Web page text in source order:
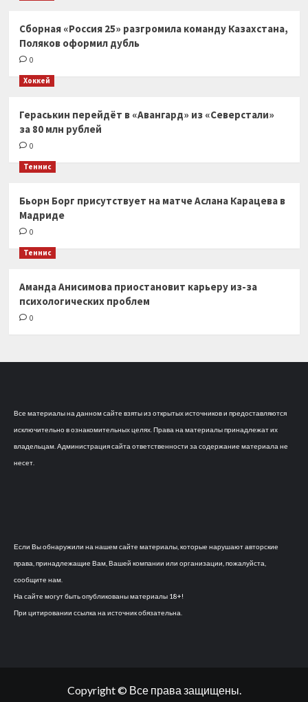
Сборная «Россия 25» разгромила команду Казахстана,
Поляков оформил дубль
0
Хоккей
Гераськин перейдёт в «Авангард» из «Северстали»
за 80 млн рублей
0
Теннис
Бьорн Борг присутствует на матче Аслана Карацева в
Мадриде
0
Теннис
Аманда Анисимова приостановит карьеру из-за
психологических проблем
0
Все материалы на данном сайте взяты из открытых источников и предоставляются
исключительно в ознакомительных целях. Права на материалы принадлежат их
владельцам. Администрация сайта ответственности за содержание материала не
несет.
Если Вы обнаружили на нашем сайте материалы, которые нарушают авторские
права, принадлежащие Вам, Вашей компании или организации, пожалуйста,
сообщите нам.
На сайте могут быть опубликованы материалы 18+!
При цитировании ссылка на источник обязательна.
Copyright © Все права защищены.